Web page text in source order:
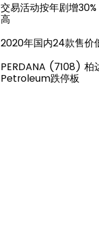
交易活动按年剧增
高
2020年国内24款售价
PERDANA (7108)
Petroleum跌停板